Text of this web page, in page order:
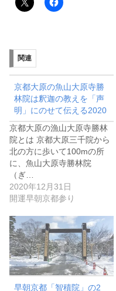
関連
京都大原の魚山大原寺勝
林院は釈迦の教えを「声
明」にのせて伝える2020
京都大原の漁山大原寺勝林
院とは 京都大原三千院から
北の方に歩いて100mの所
に、魚山大原寺勝林院
（ぎ…
2020年12月31日
開運早朝京都参り
早朝京都「智積院」の2